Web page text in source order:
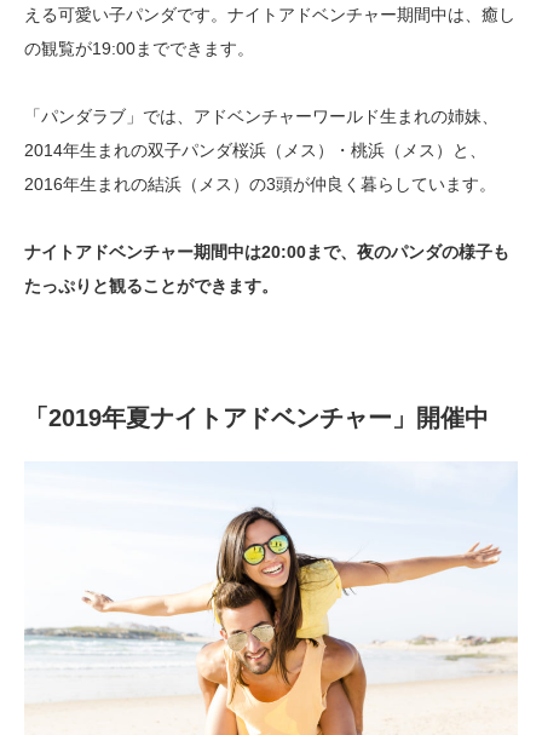
える可愛い子パンダです。ナイトアドベンチャー期間中は、癒し
の観覧が19:00までできます。
「パンダラブ」では、アドベンチャーワールド生まれの姉妹、
2014年生まれの双子パンダ桜浜（メス）・桃浜（メス）と、
2016年生まれの結浜（メス）の3頭が仲良く暮らしています。
ナイトアドベンチャー期間中は20:00まで、夜のパンダの様子も
たっぷりと観ることができます。
「2019年夏ナイトアドベンチャー」開催中